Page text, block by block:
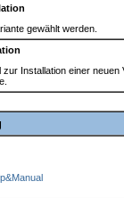
gewählt werden.
Installation einer neuen